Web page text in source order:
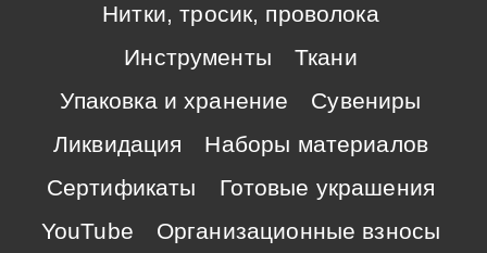
Нитки, тросик, проволока
Инструменты
Ткани
Упаковка и хранение
Сувениры
Ликвидация
Наборы материалов
Сертификаты
Готовые украшения
YouTube
Организационные взносы